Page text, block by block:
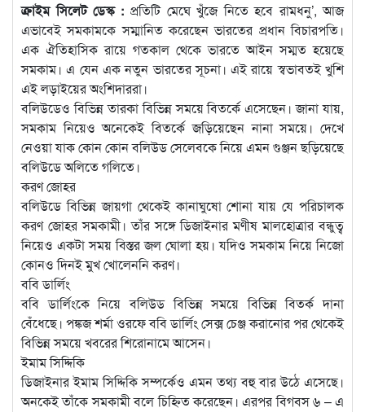
ক্রাইম সিলেট ডেস্ক : প্রতিটি মেঘে খুঁজে নিতে হবে রামধনু’, আজ
এভাবেই সমকামকে সম্মানিত করেছেন ভারতের প্রধান বিচারপতি।
এক ঐতিহাসিক রায়ে গতকাল থেকে ভারতে আইন সম্মত হয়েছে
সমকাম। এ যেন এক নতুন ভারতের সূচনা। এই রায়ে স্বভাবতই খুশি
এই লড়াইয়ের অংশিদাররা।
বলিউডেও বিভিন্ন তারকা বিভিন্ন সময়ে বিতর্কে এসেছেন। জানা যায়,
সমকাম নিয়েও অনেকেই বিতর্কে জড়িয়েছেন নানা সময়ে। দেখে
নেওয়া যাক কোন কোন বলিউড সেলেবকে নিয়ে এমন গুঞ্জন ছড়িয়েছে
বলিউডে অলিতে গলিতে।
করণ জোহর
বলিউডে বিভিন্ন জায়গা থেকেই কানাঘুষো শোনা যায় যে পরিচালক
করণ জোহর সমকামী। তাঁর সঙ্গে ডিজাইনার মণীষ মালহোত্রার বন্ধুত্ব
নিয়েও একটা সময় বিস্তর জল ঘোলা হয়। যদিও সমকাম নিয়ে নিজো
কোনও দিনই মুখ খোলেননি করণ।
ববি ডার্লিং
ববি ডার্লিংকে নিয়ে বলিউড বিভিন্ন সময়ে বিভিন্ন বিতর্ক দানা
বেঁধেছে। পঙ্কজ শর্মা ওরফে ববি ডার্লিং সেক্স চেঞ্জ করানোর পর থেকেই
বিভিন্ন সময়ে খবরের শিরোনামে আসেন।
ইমাম সিদ্দিকি
ডিজাইনার ইমাম সিদ্দিকি সম্পর্কেও এমন তথ্য বহু বার উঠে এসেছে।
অনকেই তাঁকে সমকামী বলে চিহ্নিত করেছেন। এরপর বিগবস ৬ – এ